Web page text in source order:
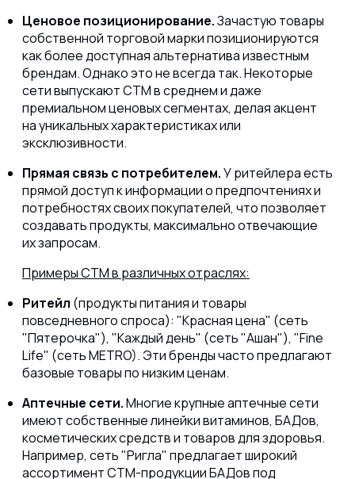
Ценовое позиционирование.Зачастую товары
собственной торговой марки позиционируются
как более доступная альтернатива известным
брендам. Однако это не всегда так. Некоторые
сети выпускают СТМ в среднем и даже
премиальном ценовых сегментах, делая акцент
на уникальных характеристиках или
эксклюзивности.
Прямая связь с потребителем.У ритейлера есть
прямой доступ к информации о предпочтениях и
потребностях своих покупателей, что позволяет
создавать продукты, максимально отвечающие
их запросам.
Примеры СТМ в различных отраслях:
Ритейл (продукты питания и товары
повседневного спроса): "Красная цена" (сеть
"Пятерочка"), "Каждый день" (сеть "Ашан"), "Fine
Life" (сеть METRO). Эти бренды часто предлагают
базовые товары по низким ценам.
Аптечные сети.Многие крупные аптечные сети
имеют собственные линейки витаминов, БАДов,
косметических средств и товаров для здоровья.
Например, сеть "Ригла" предлагает широкий
ассортимент СТМ-продукции БАДов под